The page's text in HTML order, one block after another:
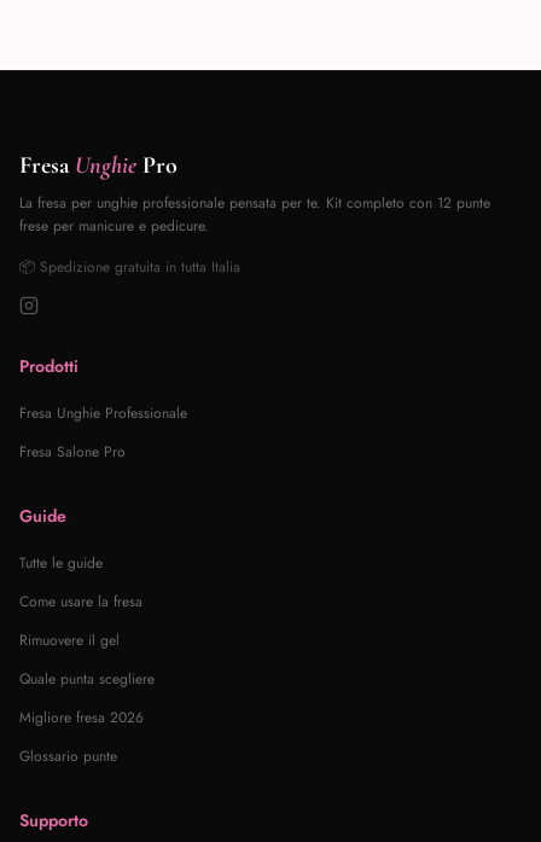
Fresa Unghie Pro
La fresa per unghie professionale pensata per te. Kit completo con 12 punte
frese per manicure e pedicure.
📦 Spedizione gratuita in tutta Italia
Prodotti
Fresa Unghie Professionale
Fresa Salone Pro
Guide
Tutte le guide
Come usare la fresa
Rimuovere il gel
Quale punta scegliere
Migliore fresa 2026
Glossario punte
Supporto